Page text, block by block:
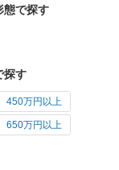
態で探す
探す
450万円以上
650万円以上